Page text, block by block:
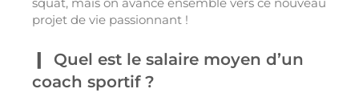
projet de vie passionnant !
Quel est le salaire moyen d’un
coach sportif ?